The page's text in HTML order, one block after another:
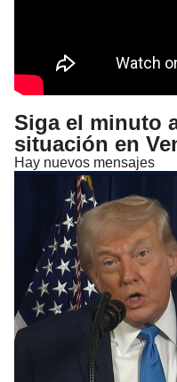
Siga el minuto
situación en
Hay nuevos mensajes